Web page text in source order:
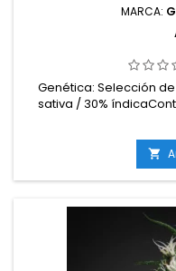
MARCA:
Genética: Selección
sativa / 30%
floración: 10-11
interior: 600-700 g/
g/plantaAltura: 100-
exteriorAromas y
